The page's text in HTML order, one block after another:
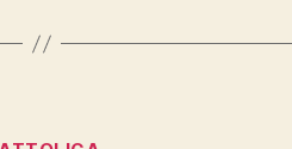
Categorie